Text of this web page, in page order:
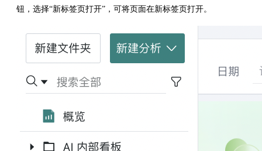
钮，选择“新标签页打开”，可将页面在新标签页打开。